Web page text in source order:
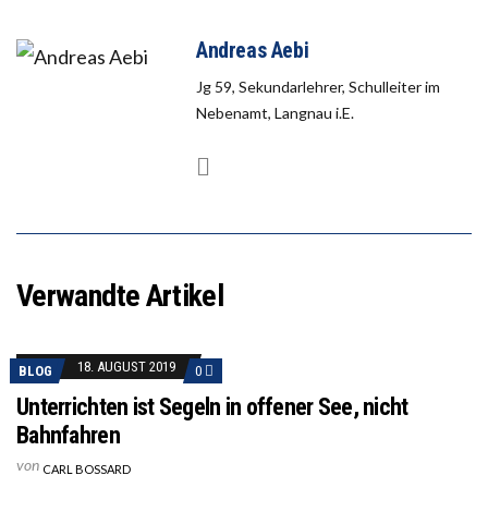
Andreas Aebi
Jg 59, Sekundarlehrer, Schulleiter im
Nebenamt, Langnau i.E.
Verwandte Artikel
BLOG 18. AUGUST 2019 0
Unterrichten ist Segeln in offener See, nicht
Bahnfahren
von CARL BOSSARD